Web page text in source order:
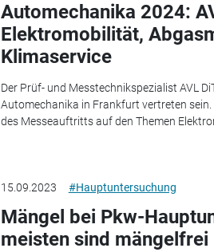
Automechanika 2024:
Elektromobilität,
Klimaservice
Der Prüf- und Messtechnikspezialist AVL
Automechanika in Frankfurt vertreten
des Messeauftritts auf den Themen
15.09.2023 #Hauptuntersuchung
Mängel bei Pkw-
meisten sind mängelfrei